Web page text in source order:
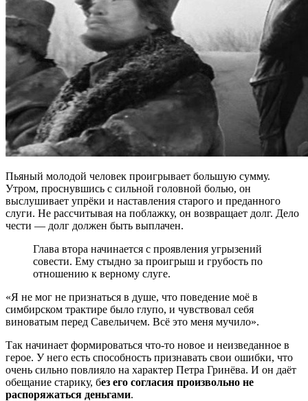
Пьяный молодой человек проигрывает большую сумму.
Утром, проснувшись с сильной головной болью, он
выслушивает упрёки и наставления старого и преданного
слуги. Не рассчитывая на поблажку, он возвращает долг. Дело
чести — долг должен быть выплачен.
Глава втора начинается с проявления угрызений
совести. Ему стыдно за проигрыш и грубость по
отношению к верному слуге.
«Я не мог не признаться в душе, что поведение моё в
симбирском трактире было глупо, и чувствовал себя
виноватым перед Савельичем. Всё это меня мучило».
Так начинает формироваться что-то новое и неизведанное в
герое. У него есть способность признавать свои ошибки, что
очень сильно повлияло на характер Петра Гринёва. И он даёт
обещание старику, без его согласия произвольно не
распоряжаться деньгами.